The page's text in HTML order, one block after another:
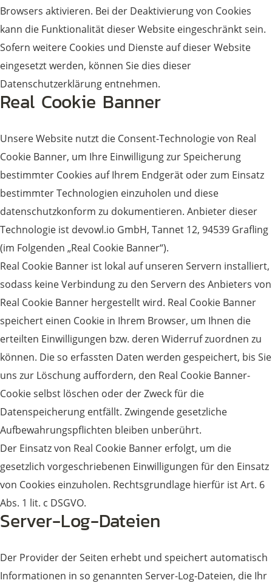
Browsers aktivieren. Bei der Deaktivierung von Cookies
kann die Funktionalität dieser Website eingeschränkt sein.
Sofern weitere Cookies und Dienste auf dieser Website
eingesetzt werden, können Sie dies dieser
Datenschutzerklärung entnehmen.
Real Cookie Banner
Unsere Website nutzt die Consent-Technologie von Real
Cookie Banner, um Ihre Einwilligung zur Speicherung
bestimmter Cookies auf Ihrem Endgerät oder zum Einsatz
bestimmter Technologien einzuholen und diese
datenschutzkonform zu dokumentieren. Anbieter dieser
Technologie ist devowl.io GmbH, Tannet 12, 94539 Grafling
(im Folgenden „Real Cookie Banner“).
Real Cookie Banner ist lokal auf unseren Servern installiert,
sodass keine Verbindung zu den Servern des Anbieters von
Real Cookie Banner hergestellt wird. Real Cookie Banner
speichert einen Cookie in Ihrem Browser, um Ihnen die
erteilten Einwilligungen bzw. deren Widerruf zuordnen zu
können. Die so erfassten Daten werden gespeichert, bis Sie
uns zur Löschung auffordern, den Real Cookie Banner-
Cookie selbst löschen oder der Zweck für die
Datenspeicherung entfällt. Zwingende gesetzliche
Aufbewahrungspflichten bleiben unberührt.
Der Einsatz von Real Cookie Banner erfolgt, um die
gesetzlich vorgeschriebenen Einwilligungen für den Einsatz
von Cookies einzuholen. Rechtsgrundlage hierfür ist Art. 6
Abs. 1 lit. c DSGVO.
Server-Log-Dateien
Der Provider der Seiten erhebt und speichert automatisch
Informationen in so genannten Server-Log-Dateien, die Ihr